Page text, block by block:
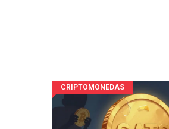
CRIPTOMONEDAS